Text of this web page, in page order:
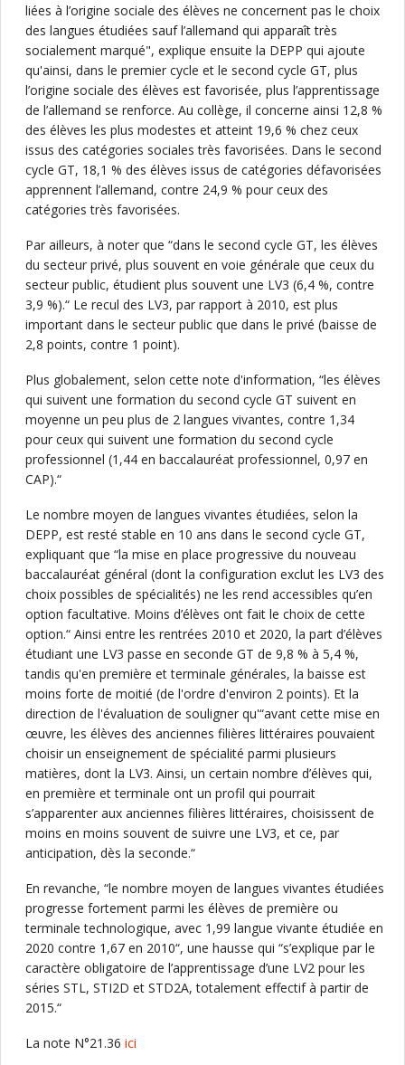
liées à l’origine sociale des élèves ne concernent pas le choix
des langues étudiées sauf l’allemand qui apparaît très
socialement marqué", explique ensuite la DEPP qui ajoute
qu'ainsi, dans le premier cycle et le second cycle GT, plus
l’origine sociale des élèves est favorisée, plus l’apprentissage
de l’allemand se renforce. Au collège, il concerne ainsi 12,8 %
des élèves les plus modestes et atteint 19,6 % chez ceux
issus des catégories sociales très favorisées. Dans le second
cycle GT, 18,1 % des élèves issus de catégories défavorisées
apprennent l’allemand, contre 24,9 % pour ceux des
catégories très favorisées.
Par ailleurs, à noter que “dans le second cycle GT, les élèves
du secteur privé, plus souvent en voie générale que ceux du
secteur public, étudient plus souvent une LV3 (6,4 %, contre
3,9 %).“ Le recul des LV3, par rapport à 2010, est plus
important dans le secteur public que dans le privé (baisse de
2,8 points, contre 1 point).
Plus globalement, selon cette note d'information, “les élèves
qui suivent une formation du second cycle GT suivent en
moyenne un peu plus de 2 langues vivantes, contre 1,34
pour ceux qui suivent une formation du second cycle
professionnel (1,44 en baccalauréat professionnel, 0,97 en
CAP).“
Le nombre moyen de langues vivantes étudiées, selon la
DEPP, est resté stable en 10 ans dans le second cycle GT,
expliquant que “la mise en place progressive du nouveau
baccalauréat général (dont la configuration exclut les LV3 des
choix possibles de spécialités) ne les rend accessibles qu’en
option facultative. Moins d’élèves ont fait le choix de cette
option.“ Ainsi entre les rentrées 2010 et 2020, la part d’élèves
étudiant une LV3 passe en seconde GT de 9,8 % à 5,4 %,
tandis qu'en première et terminale générales, la baisse est
moins forte de moitié (de l'ordre d'environ 2 points). Et la
direction de l'évaluation de souligner qu'“avant cette mise en
œuvre, les élèves des anciennes filières littéraires pouvaient
choisir un enseignement de spécialité parmi plusieurs
matières, dont la LV3. Ainsi, un certain nombre d’élèves qui,
en première et terminale ont un profil qui pourrait
s’apparenter aux anciennes filières littéraires, choisissent de
moins en moins souvent de suivre une LV3, et ce, par
anticipation, dès la seconde.“
En revanche, “le nombre moyen de langues vivantes étudiées
progresse fortement parmi les élèves de première ou
terminale technologique, avec 1,99 langue vivante étudiée en
2020 contre 1,67 en 2010“, une hausse qui “s’explique par le
caractère obligatoire de l’apprentissage d’une LV2 pour les
séries STL, STI2D et STD2A, totalement effectif à partir de
2015.“
La note N°21.36 ici